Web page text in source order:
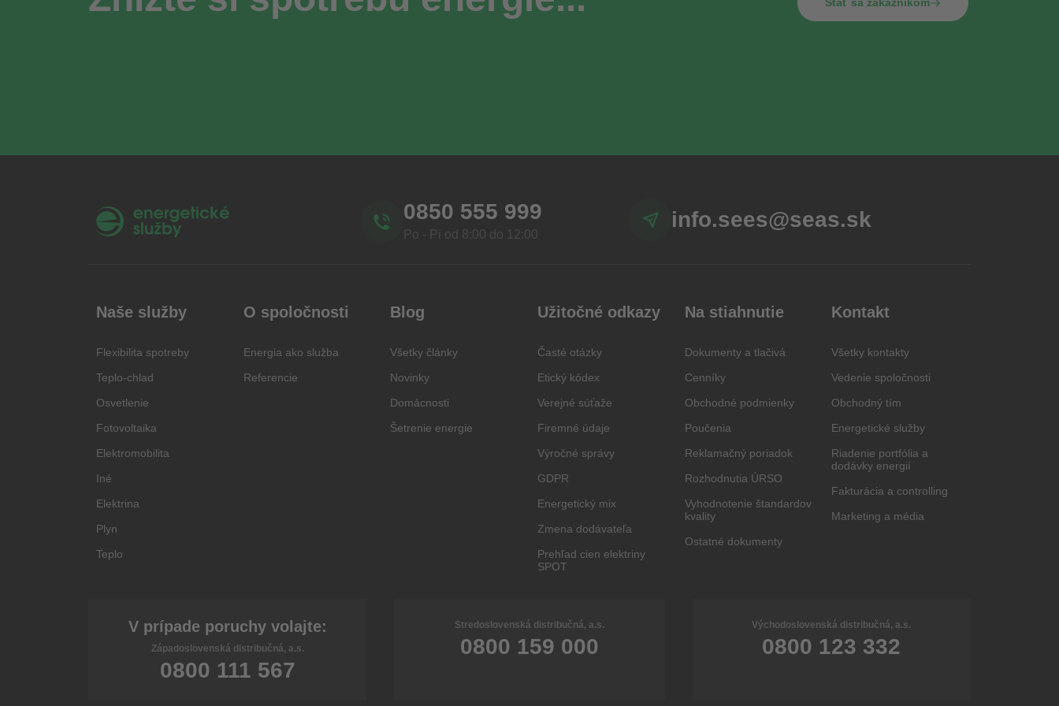
0850 555 999
Po - Pi od 8:00 do 12:00
info.sees@seas.sk
Naše služby
Flexibilita spotreby
Teplo-chlad
Osvetlenie
Fotovoltaika
Elektromobilita
Iné
Elektrina
Plyn
Teplo
O spoločnosti
Energia ako služba
Referencie
Blog
Všetky články
Novinky
Domácnosti
Šetrenie energie
Užitočné odkazy
Časté otázky
Etický kódex
Verejné súťaže
Firemné údaje
Výročné správy
GDPR
Energetický mix
Zmena dodávateľa
Prehľad cien elektriny
SPOT
Na stiahnutie
Dokumenty a tlačivá
Cenníky
Obchodné podmienky
Poučenia
Reklamačný poriadok
Rozhodnutia ÚRSO
Vyhodnotenie štandardov
kvality
Ostatné dokumenty
Kontakt
Všetky kontakty
Vedenie spoločnosti
Obchodný tím
Energetické služby
Riadenie portfólia a
dodávky energií
Fakturácia a controlling
Marketing a média
V prípade poruchy volajte:
Západoslovenská distribučná, a.s.
0800 111 567
Stredoslovenská distribučná, a.s.
0800 159 000
Východoslovenská distribučná, a.s.
0800 123 332